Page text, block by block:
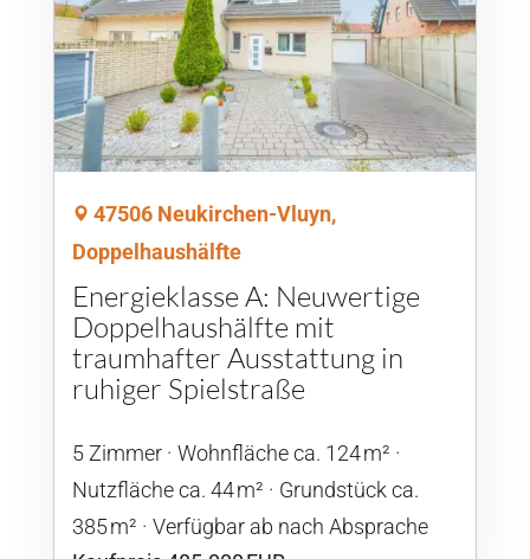
47506 Neukirchen-Vluyn,
Doppelhaushälfte
Energieklasse A: Neuwertige
Doppelhaushälfte mit
traumhafter Ausstattung in
ruhiger Spielstraße
5 Zimmer
Wohnfläche ca. 124 m²
Nutzfläche ca. 44 m²
Grund­stück ca.
385 m²
Verfügbar ab nach Absprache